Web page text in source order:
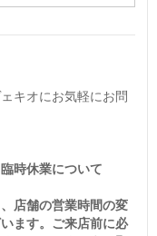
キオにお気軽にお問
時休業について
店舗の営業時間の変
ます。ご来店前に必